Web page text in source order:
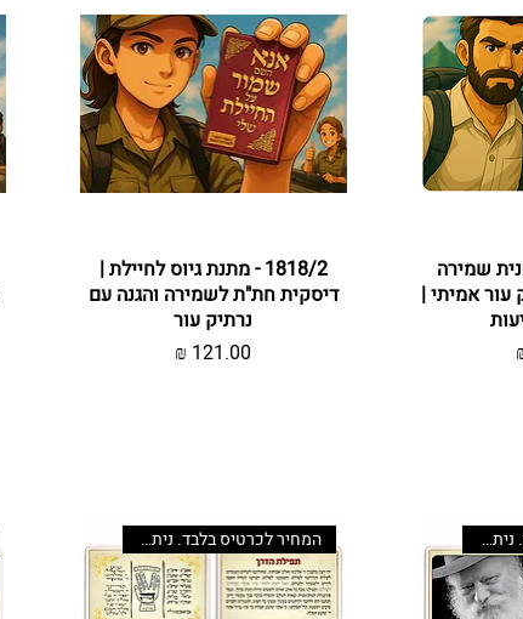
שמירה
עור אמיתי |
תצוגה מהירה
1818/2 - מתנת גיוס לחיילת |
דיסקית חת"ת לשמירה והגנה עם
נרתיק עור
מחיר
המחיר לכרטיס בלבד. ניתן לשדרג המחיר לכרטיס בלבד. ניתן לשדרג